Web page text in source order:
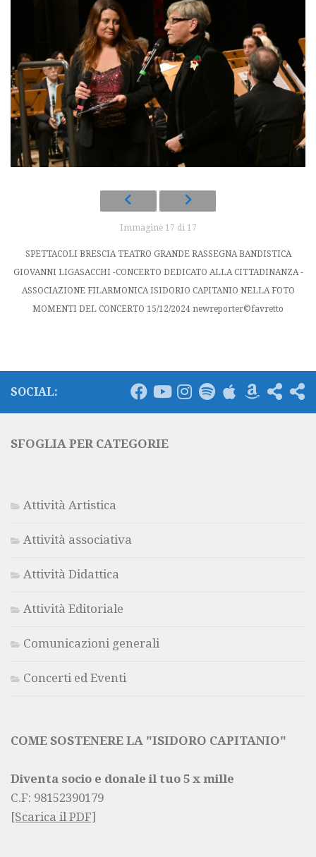
Immagine 17 di 17
SPETTACOLI BRESCIA TEATRO GRANDE RASSEGNA BANDISTICA
GIOVANNI LIGASACCHI -CONCERTO DEDICATO ALLA CITTADINANZA -
ASSOCIAZIONE FILARMONICA ISIDORIO CAPITANIO NELLA FOTO
MOMENTI DEL CONCERTO 15/12/2024 newreporter©favretto
SOCIAL:
SFOGLIA PER CATEGORIE
Attività Artistica
Attività associativa
Attività Didattica
Attività Editoriale
Comunicazioni generali
Concerti ed Eventi
COME SOSTENERE LA "ISIDORO CAPITANIO"
Diventa socio e donale il tuo 5 x mille
C.F: 98152390179
[Scarica il PDF]